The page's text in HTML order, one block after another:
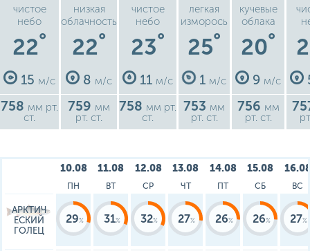
чистое
небо
22°
15 м/с
758 мм рт.
ст.
низкая
облачность
22°
8 м/с
759 мм
рт. ст.
чистое
небо
23°
11 м/с
758 мм рт.
ст.
легкая
изморось
25°
1 м/с
753 мм
рт. ст.
кучевые
облака
20°
9 м/с
756 мм
рт. ст.
10.08
ПН
11.08
ВТ
12.08
СР
13.08
ЧТ
14.08
ПТ
15.08
СБ ВС
АРКТИЧ
ЕСКИЙ
ГОЛЕЦ
29 31 32 27 26 26 27